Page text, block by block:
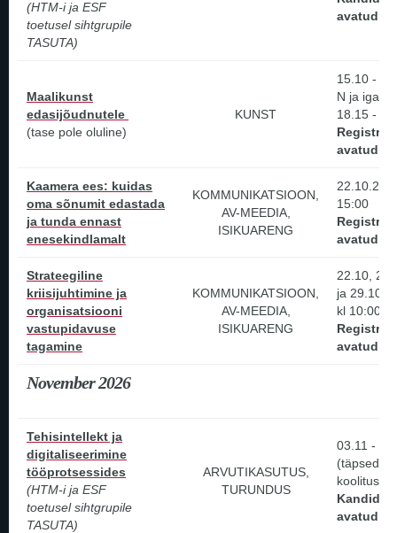
(HTM-i ja ESF
toetusel sihtgrupile
TASUTA)
avatud!
Maalikunst
edasijõudnutele
(tase pole oluline)
KUNST
15.10 -
N ja iga
18.15 -
avatud!
Kaamera ees: kuidas
oma sõnumit edastada
ja tunda ennast
enesekindlamalt
KOMMUNIKATSIOON,
AV-MEEDIA,
ISIKUARENG
15:00
avatud!
Strateegiline
kriisijuhtimine ja
organisatsiooni
vastupidavuse
tagamine
KOMMUNIKATSIOON,
AV-MEEDIA,
ISIKUARENG
22.10,
ja
kl 10:00 -
avatud!
November 2026
Tehisintellekt ja
digitaliseerimine
tööprotsessides
(HTM-i ja ESF
toetusel sihtgrupile
TASUTA)
ARVUTIKASUTUS,
TURUNDUS
03.11 -
(täpsed
koolituse
avatud!